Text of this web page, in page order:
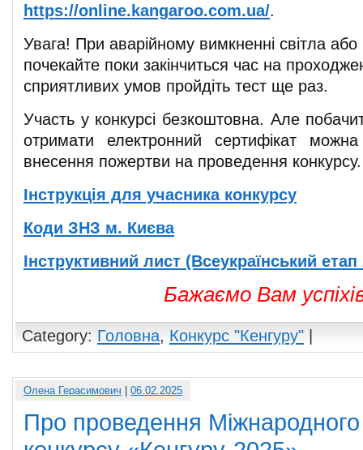
https://online.kangaroo.com.ua/.
Увага! При аварійному вимкненні світла або
почекайте поки закінчиться час на
сприятливих умов пройдіть тест ще раз.
Участь у конкурсі безкоштовна. Але
отримати електронний сертифікат
внесення пожертви на проведення
Інструкція для учасника конкурсу
Коди ЗНЗ м. Києва
Інструктивний лист (Всеукраїнський
Бажаємо Вам
Category: Головна, Конкурс "Кенгуру" |
Олена Герасимович | 06.02.2025
Про проведення